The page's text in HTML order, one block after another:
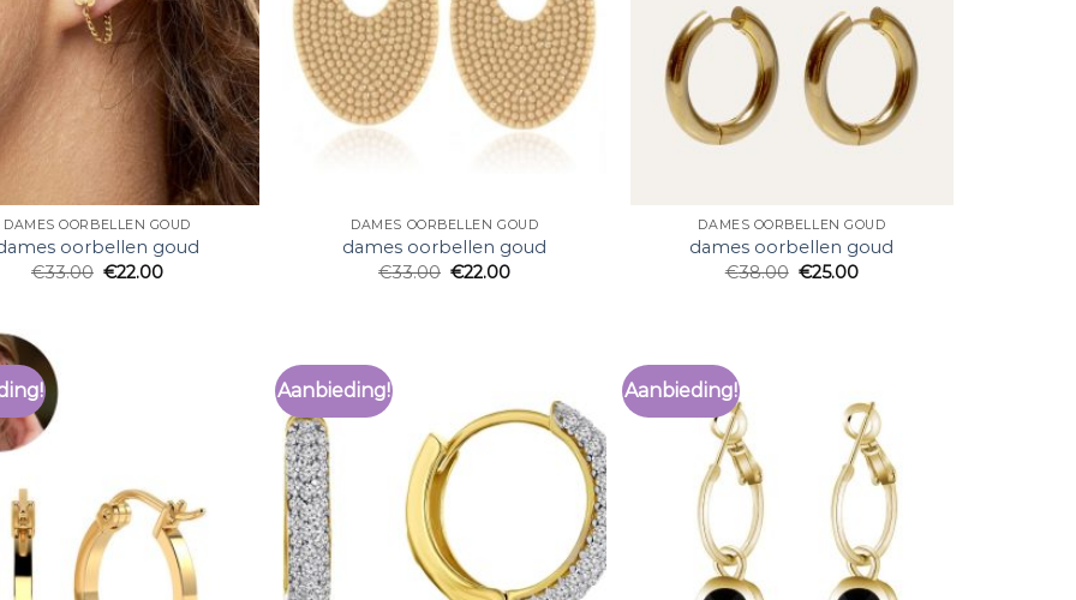
DAMES OORBELLEN GOUD
oorbellen goud
€33.00 €22.00
DAMES OORBELLEN GOUD
dames oorbellen goud
€33.00 €22.00
DAMES OORBELLEN GOUD
dames oorbellen goud
€38.00 €25.00
Aanbieding! Aanbieding!